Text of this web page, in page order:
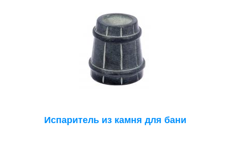
Испаритель из камня для бани